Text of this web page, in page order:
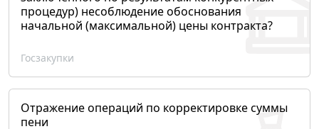
процедур) несоблюдение обоснования
начальной (максимальной) цены контракта?
Госзакупки
Отражение операций по корректировке суммы
пени